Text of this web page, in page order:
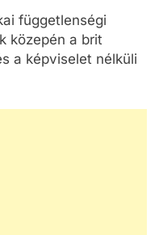
függetlenségi
közepén a brit
a képviselet nélküli